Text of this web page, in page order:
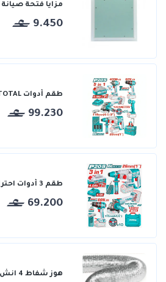
مزايا فتحة صيانة 50-50
9.450
طقم أدوات TOTAL اللاسلكي 5×1
99.230
طقم 3 أدوات احترافية من توتال
69.200
هوز شفاط 4 انش